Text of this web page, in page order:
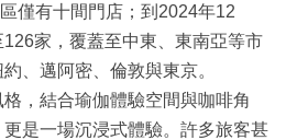
僅有十間門店；到2024年12
家，覆蓋至中東、東南亞等市
、邁阿密、倫敦與東京。
，結合瑜伽體驗空間與咖啡角
是一場沉浸式體驗。許多旅客甚